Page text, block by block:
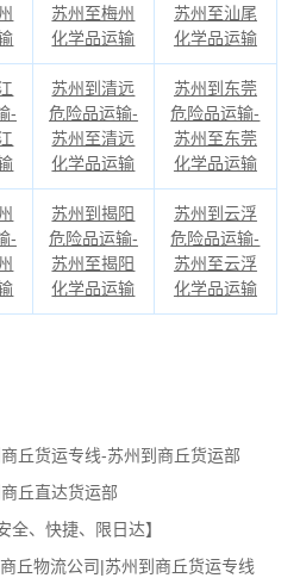
苏州至梅州
化学品运输
苏州至汕尾
化学品运输
-
苏州到清远
危险品运输-
苏州至清远
化学品运输
苏州到东莞
危险品运输-
苏州至东莞
化学品运输
-
苏州到揭阳
危险品运输-
苏州至揭阳
化学品运输
苏州到云浮
危险品运输-
苏州至云浮
化学品运输
丘货运专线-苏州到商丘货运部
丘直达货运部
全、快捷、限日达】
丘物流公司|苏州到商丘货运专线